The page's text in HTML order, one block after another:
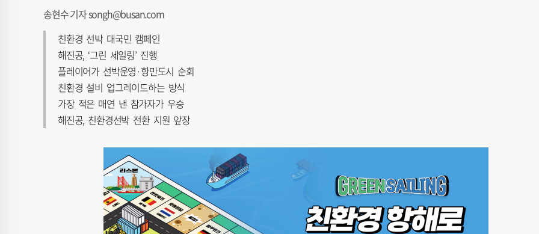
송현수 기자 songh@busan.com
친환경 선박 대국민 캠페인
해진공, ‘그린 세일링’ 진행
플레이어가 선박운영·항만도시 순회
친환경 설비 업그레이드하는 방식
가장 적은 매연 낸 참가자가 우승
해진공, 친환경선박 전환 지원 앞장